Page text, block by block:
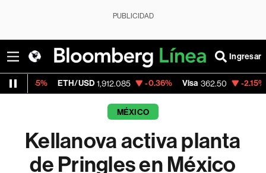
PUBLICIDAD
Ingresar
ETH/USD 1,912.085 -0.36% Visa 362.50 -2.15%
MÉXICO
Kellanova activa planta
de Pringles en México